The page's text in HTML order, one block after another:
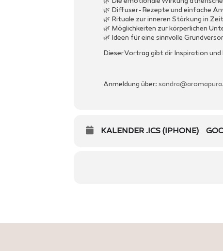
🌿 Diffuser-Rezepte und einfache
🌿 Rituale zur inneren Stärkung in
🌿 Möglichkeiten zur körperlichen
🌿 Ideen für eine sinnvolle
Dieser Vortrag gibt dir Inspiration
Anmeldung über:
KALENDER .ICS (IPHONE)